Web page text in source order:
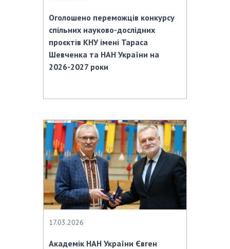
Оголошено переможців конкурсу
спільних науково-дослідних
проєктів КНУ імені Тараса
Шевченка та НАН України на
2026-2027 роки
17.03.2026
Академік НАН України Євген